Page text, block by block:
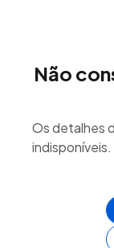
Não
Os detalhes